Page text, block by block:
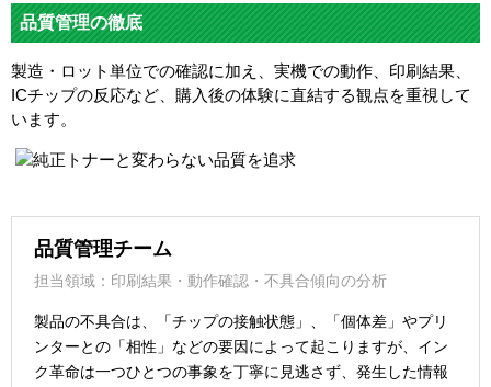
品質管理の徹底
製造・ロット単位での確認に加え、実機での動作、印刷結果、
ICチップの反応など、購入後の体験に直結する観点を重視して
います。
品質管理チーム
担当領域：印刷結果・動作確認・不具合傾向の分析
製品の不具合は、「チップの接触状態」、「個体差」やプリ
ンターとの「相性」などの要因によって起こりますが、イン
ク革命は一つひとつの事象を丁寧に見逃さず、発生した情報